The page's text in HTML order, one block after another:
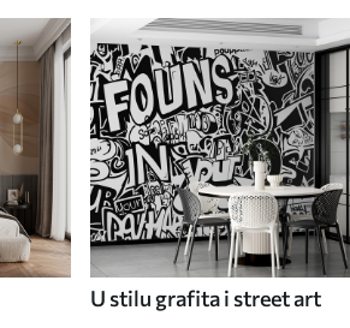
U stilu grafita i street art